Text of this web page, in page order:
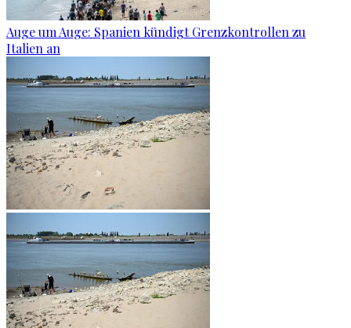
Auge um Auge: Spanien kündigt Grenzkontrollen zu
Italien an